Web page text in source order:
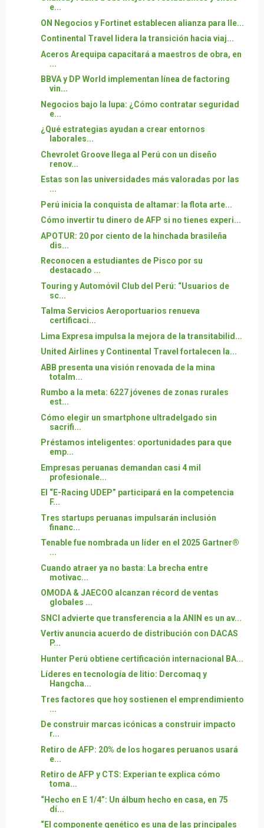
e...
ON Negocios y Fortinet establecen alianza para lle...
Continental Travel lidera la transición hacia viaj...
Aceros Arequipa capacitará a maestros de obra, en
...
BBVA y DP World implementan línea de factoring
vin...
Negocios bajo la lupa: ¿Cómo contratar seguridad
e...
¿Qué estrategias ayudan a crear entornos
laborales...
Chevrolet Groove llega al Perú con un diseño
renov...
Estas son las universidades más valoradas por las
...
Perú inicia la conquista de altamar: la flota arte...
Cómo invertir tu dinero de AFP si no tienes experi...
APOTUR: 20 por ciento de la hinchada brasileña
dis...
Reconocen a estudiantes de Pisco por su
destacado ...
Touring y Automóvil Club del Perú: “Usuarios de
sc...
Talma Servicios Aeroportuarios renueva
certificaci...
Lima Expresa impulsa la mejora de la transitabilid...
United Airlines y Continental Travel fortalecen la...
ABB presenta una visión renovada de la mina
totalm...
Rumbo a la meta: 6227 jóvenes de zonas rurales
est...
Cómo elegir un smartphone ultradelgado sin
sacrifi...
Préstamos inteligentes: oportunidades para que
emp...
Empresas peruanas demandan casi 4 mil
profesionale...
El “E-Racing UDEP” participará en la competencia
F...
Tres startups peruanas impulsarán inclusión
financ...
Tenable fue nombrada un líder en el 2025 Gartner®
...
Cuando atraer ya no basta: La brecha entre
motivac...
OMODA & JAECOO alcanzan récord de ventas
globales ...
SNCI advierte que transferencia a la ANIN es un av...
Vertiv anuncia acuerdo de distribución con DACAS
P...
Hunter Perú obtiene certificación internacional BA...
Líderes en tecnología de litio: Dercomaq y
Hangcha...
Tres factores que hoy sostienen el emprendimiento
...
De construir marcas icónicas a construir impacto
r...
Retiro de AFP: 20% de los hogares peruanos usará
e...
Retiro de AFP y CTS: Experian te explica cómo
toma...
“Hecho en E 1/4”: Un álbum hecho en casa, en 75
dí...
“El componente genético es una de las principales